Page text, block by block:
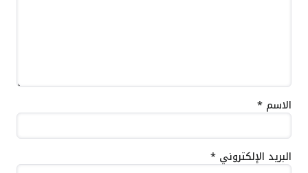
الاسم *
البريد الإلكتروني *